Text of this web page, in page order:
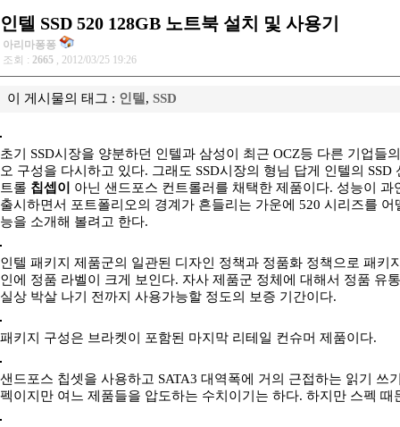
인텔 SSD 520 128GB 노트북 설치 및 사용기
아리마퐁퐁
조회 : 2665 , 2012/03/25 19:26
이 게시물의 태그 : 인텔 , SSD
초기 SSD시장을 양분하던 인텔과 삼성이 최근 OCZ등 다른 기업들
오 구성을 다시하고 있다. 그래도 SSD시장의 형님 답게 인텔의
트롤 칩셉이
아닌 샌드포스 컨트롤러를 채택한 제품이다. 성능이
출시하면서 포트폴리오의 경계가 흔들리는 가운에 520 시리즈를
능을 소개해 볼려고 한다.
인텔 패키지 제품군의 일관된 디자인 정책과 정품화 정책으로 패키
인에 정품 라벨이 크게 보인다. 자사 제품군 정체에 대해서 정품 유
실상 박살 나기 전까지 사용가능할 정도의 보증 기간이다.
패키지 구성은 브라켓이 포함된 마지막 리테일 컨슈머 제품이다.
샌드포스 칩셋을 사용하고 SATA3 대역폭에 거의 근접하는 읽기 쓰
펙이지만 여느 제품들을 압도하는 수치이기는 하다. 하지만 스펙